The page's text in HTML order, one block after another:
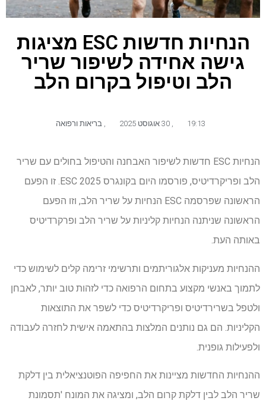
הנחיות חדשות ESC מציגות
גישה אחידה לשיפור שריר
הלב וטיפול בקרום הלב
19:13 בריאות ורפואה
הנחיות ESC חדשות לשיפור האבחנה והטיפול בחולים עם שריר
הלב ופריקרדיטיס, פורסמו היום בקונגרס ESC 2025. זו הפעם
הראשונה שפרסמה ESC הנחיות על שריר הלב, וזו הפעם
הראשונה שניתנה הנחיות קליניות על שריר הלב ופרקרדיטיס
באותה העת.
ההנחיות מעניקות אלגוריתמים ותרשימי זרימה קלים לשימוש כדי
לתמוך באנשי מקצוע בתחום הרפואה כדי לזהות טוב יותר, לאבחן
ולטפל בשרירדיטיס ופריקרדיטיס כדי לשפר את התוצאות
הקליניות. הם גם נותנים המלצות בהתאמה אישית לחזרה לעבודה
ולפעילות גופנית.
ההנחיות החדשות מציינות את החפיפה הפוטנציאלית בין דלקת
שריר הלב לבין דלקת קרום הלב, ומציגה את המונח 'תסמונת